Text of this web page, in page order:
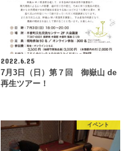
2022.6.25
7月3日（日）第７回 御嶽山 de
再生ツアー！
イベント